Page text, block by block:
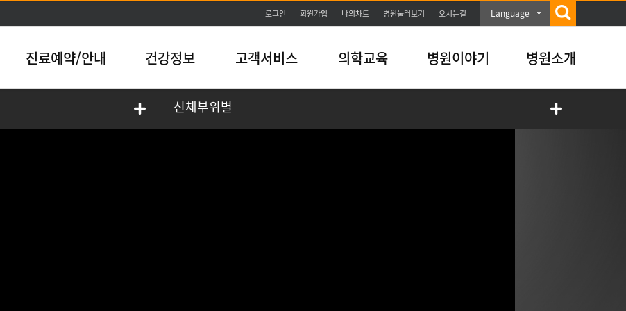
본문바로가기
로그인 회원가입 나의차트 병원둘러보기 오시는길 Language
진료예약/안내 건강정보 고객서비스 의학교육 병원이야기 병원소개
신체부위별